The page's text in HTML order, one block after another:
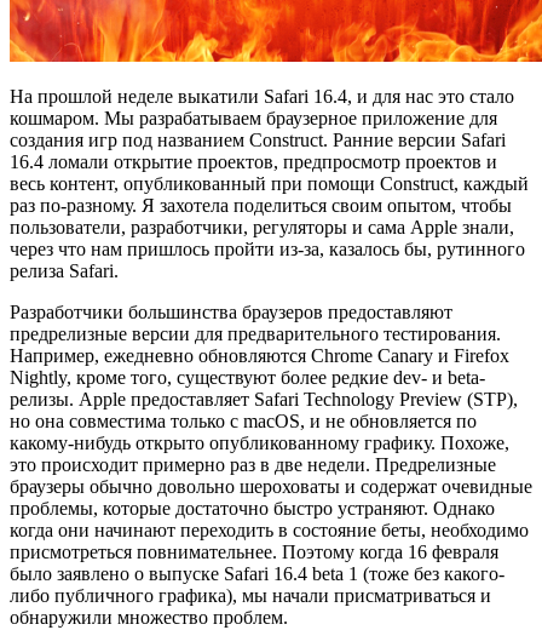
На прошлой неделе выкатили Safari 16.4, и для нас это стало
кошмаром. Мы разрабатываем браузерное приложение для
создания игр под названием Construct. Ранние версии Safari
16.4 ломали открытие проектов, предпросмотр проектов и
весь контент, опубликованный при помощи Construct, каждый
раз по-разному. Я захотела поделиться своим опытом, чтобы
пользователи, разработчики, регуляторы и сама Apple знали,
через что нам пришлось пройти из-за, казалось бы, рутинного
релиза Safari.
Разработчики большинства браузеров предоставляют
предрелизные версии для предварительного тестирования.
Например, ежедневно обновляются Chrome Canary и Firefox
Nightly, кроме того, существуют более редкие dev- и beta-
релизы. Apple предоставляет Safari Technology Preview (STP),
но она совместима только с macOS, и не обновляется по
какому-нибудь открыто опубликованному графику. Похоже,
это происходит примерно раз в две недели. Предрелизные
браузеры обычно довольно шероховаты и содержат очевидные
проблемы, которые достаточно быстро устраняют. Однако
когда они начинают переходить в состояние беты, необходимо
присмотреться повнимательнее. Поэтому когда 16 февраля
было заявлено о выпуске Safari 16.4 beta 1 (тоже без какого-
либо публичного графика), мы начали присматриваться и
обнаружили множество проблем.